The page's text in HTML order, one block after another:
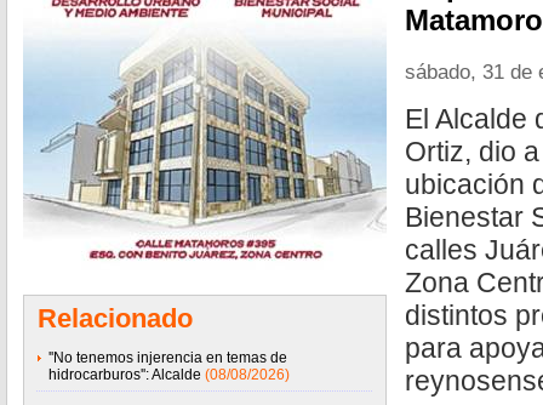
Relacionado
''No tenemos injerencia en temas de
hidrocarburos'': Alcalde (08/08/2026)
sábado, 31 de
El Alcalde
Ortiz, dio
ubicación
Bienestar
calles
Zona
distintos
para